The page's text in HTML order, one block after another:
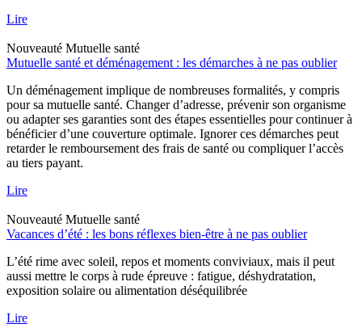
Lire
Nouveauté Mutuelle santé
Mutuelle santé et déménagement : les démarches à ne pas oublier
Un déménagement implique de nombreuses formalités, y compris
pour sa mutuelle santé. Changer d’adresse, prévenir son organisme
ou adapter ses garanties sont des étapes essentielles pour continuer à
bénéficier d’une couverture optimale. Ignorer ces démarches peut
retarder le remboursement des frais de santé ou compliquer l’accès
au tiers payant.
Lire
Nouveauté Mutuelle santé
Vacances d’été : les bons réflexes bien-être à ne pas oublier
L’été rime avec soleil, repos et moments conviviaux, mais il peut
aussi mettre le corps à rude épreuve : fatigue, déshydratation,
exposition solaire ou alimentation déséquilibrée
Lire